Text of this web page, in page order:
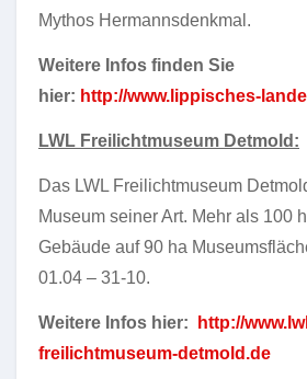
Mythos Hermannsdenkmal.
Weitere Infos finden Sie
hier: http://www.lippisches-
LWL Freilichtmuseum Detmold:
Das LWL Freilichtmuseum
Museum seiner Art. Mehr als 100
Gebäude auf 90 ha
01.04 – 31-10.
Weitere Infos hier:
http://
freilichtmuseum-detmold.de